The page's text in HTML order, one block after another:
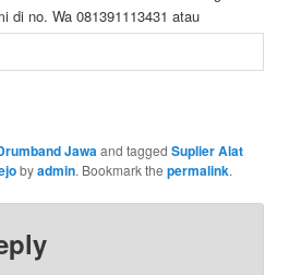
di no. Wa 081391113431 atau
Jawaand taggedSuplier Alat
byadmin. Bookmark thepermalink.